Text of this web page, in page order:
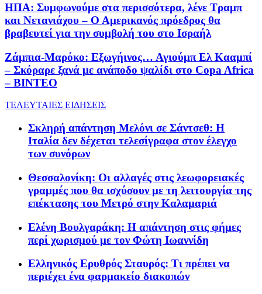
ΗΠΑ: Συμφωνούμε στα περισσότερα, λένε Τραμπ
και Νετανιάχου – Ο Αμερικανός πρόεδρος θα
βραβευτεί για την συμβολή του στο Ισραήλ
Ζάμπια-Μαρόκο: Εξωγήινος… Αγιούμπ Ελ Κααμπί
– Σκόραρε ξανά με ανάποδο ψαλίδι στο Copa Africa
– ΒΙΝΤΕΟ
ΤΕΛΕΥΤΑΙΕΣ ΕΙΔΗΣΕΙΣ
Σκληρή απάντηση Μελόνι σε Σάντσεθ: Η
Ιταλία δεν δέχεται τελεσίγραφα στον έλεγχο
των συνόρων
Θεσσαλονίκη: Οι αλλαγές στις λεωφορειακές
γραμμές που θα ισχύσουν με τη λειτουργία της
επέκτασης του Μετρό στην Καλαμαριά
Ελένη Βουλγαράκη: Η απάντηση στις φήμες
περί χωρισμού με τον Φώτη Ιωαννίδη
Ελληνικός Ερυθρός Σταυρός: Τι πρέπει να
περιέχει ένα φαρμακείο διακοπών